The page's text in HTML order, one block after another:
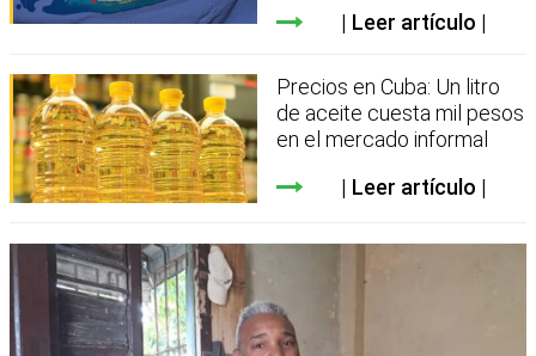
Leer artículo
Precios en Cuba: Un litro
de aceite cuesta mil pesos
en el mercado informal
Leer artículo